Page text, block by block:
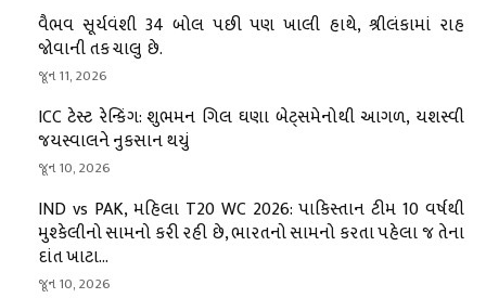
વૈભવ સૂર્યવંશી 34 બોલ પછી પણ ખાલી હાથે, શ્રીલંકામાં રાહ
જોવાની તક ચાલુ છે.
જૂન 11, 2026
ICC ટેસ્ટ રેન્કિંગ: શુભમન ગિલ ઘણા બેટ્સમેનોથી આગળ, યશસ્વી
જયસ્વાલને નુકસાન થયું
જૂન 10, 2026
IND vs PAK, મહિલા T20 WC 2026: પાકિસ્તાન ટીમ 10 વર્ષથી
મુશ્કેલીનો સામનો કરી રહી છે, ભારતનો સામનો કરતા પહેલા જ તેના
દાંત ખાટા...
જૂન 10, 2026